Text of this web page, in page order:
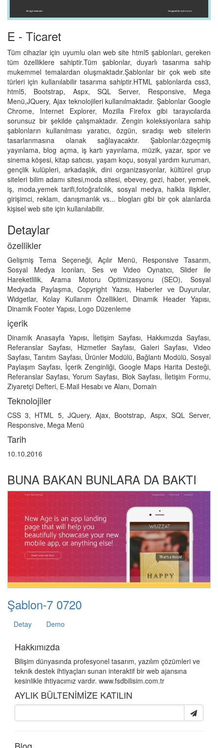
E - Ticaret
Tüm cihazlar için uyumlu olan web site html5 şablonları, gereken
tüm özelliklere sahiptir.Tüm şablonlar, duyarlı tasarıma sahip
mukemmel temalardan oluşmaktadır.Şablonlar bir çok web site
türleri için kullanılabilir tasarıma sahiptir.HTML şablonlarda css3,
html5, Bootstrap, Aspx, SQL Server, Responsive, Mega
Menü,JQuery, Ajax teknolojileri kullanılmaktadır. Şablonlar Google
Chrome, Internet Explorer, Mozilla Firefox gibi tarayıcılarda
sorunsuz bir şekilde çalışmaktadır. Zengin koleksiyonlara sahip
şablonların kullanılması yaratıcı, özgün, sıradışı web sitelerin
tasarlanmasına olanak sağlayacaktır. Şablonlar:özgeçmiş
yayınlama, blog açma, iş kartı yayınlama, müzik, yazar, spor ve
sinema köşesi, kitap satıcısı, yaşam koçu, sosyal yardım kurumarı,
gençlik kulüpleri, arkadaşlık, dini organizasyonlar, kültürel grup
siteleri bilim adamı sitesi,moda sitesi, ebevey, gezi, haber, yemek,
iş, moda,yemek tarifi,fotoğrafcılık, sosyal medya, halkla ilişkiler,
girişimci, reklam, danışmanlık vs... blogları gibi bir çok alanlarda
kişisel web site için kullanılabilir.
Detaylar
özellikler
Gelişmiş Tema Seçeneği, Açılır Menü, Responsive Tasarım,
Sosyal Medya Iconları, Ses ve Video Oynatıcı, Slider ile
Hareketlilik, Arama Motoru Optimizasyonu (SEO), Sosyal
Medyada Paylaşma, Copyright Yazısı, Haberler ve Duyurular,
Widgetlar, Kolay Kullanım Özellikleri, Dinamik Header Yapısı,
Dinamik Footer Yapısı, Logo Düzenleme
içerik
Dinamik Anasayfa Yapısı, İletişim Sayfası, Hakkımızda Sayfası,
Referanslar Sayfası, Hizmetler Sayfası, Galeri Sayfası, Video
Sayfası, Tanıtım Sayfası, Ürünler Modülü, Bağlantı Modülü, Sosyal
Paylaşım Sayfası, İçerik Zenginliği, Google Maps Harita Desteği,
Referanslar Sayfası, Yorum Sayfası, Blok Sayfası, İletişim Formu,
Ziyaretçi Defteri, E-Mail Hesabı ve Alanı, Domain
Teknolojiler
CSS 3, HTML 5, JQuery, Ajax, Bootstrap, Aspx, SQL Server,
Responsive, Mega Menü
Tarih
10.10.2016
BUNA BAKAN BUNLARA DA BAKTI
Şablon-7 0720
Detay Demo
Hakkımızda
Bilişim dünyasında profesyonel tasarım, yazılım çözümleri ve
teknik destek ihtiyaçları sunan interaktif bir web ajansına
kesinlikle ihtiyacımız vardır. www.fsdbilisim.com.tr
AYLIK BÜLTENİMİZE KATILIN